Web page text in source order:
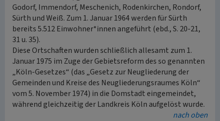
Godorf, Immendorf, Meschenich, Rodenkirchen, Rondorf,
Sürth und Weiß. Zum 1. Januar 1964 werden für Sürth
bereits 5.512 Einwohner*innen angeführt (ebd., S. 20-21,
31 u. 35).
Diese Ortschaften wurden schließlich allesamt zum 1.
Januar 1975 im Zuge der Gebietsreform des so genannten
„Köln-Gesetzes“ (das „Gesetz zur Neugliederung der
Gemeinden und Kreise des Neugliederungsraumes Köln“
vom 5. November 1974) in die Domstadt eingemeindet,
während gleichzeitig der Landkreis Köln aufgelöst wurde.
nach oben